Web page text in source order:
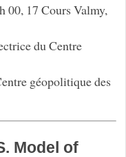
00, 17 Cours Valmy,
du Centre
géopolitique des
Model of